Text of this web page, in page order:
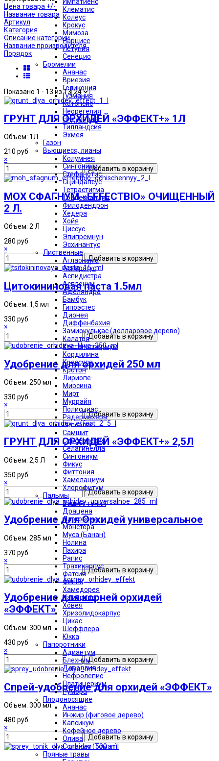
Клематис
Колеус
Крокус
Мимоза
Нарцисс
Петуния
Сенецио
Бромелии
Ананас
Вриезия
Геликония
Гузмания
Катопсис
Неорегелия
Нидулярия
Тилландсия
Эхмея
Газон
Вьющиеся, лианы
Колумнея
Сингониум
Стефанотис
Сциндапсус
Тетрастигма
Традесканция
Филодендрон
Хедера
Хойя
Циссус
Эпипремнун
Эсхинантус
Лиственные
Аглаонема
Аспарагус
Аспидистра
Аспленум
Афеляндра
Бамбук
Гипоэстес
Дионея
Диффенбахия
Замиокулькас (долларовое дерево)
Калатея
Кастаноспермум
Кордилина
Крассула
Кротон
Лириопе
Мирсина
Мирт
Муррайя
Полисциас
Радермахера
Рипсалис
Самшит
Сансевиерия
Селагинелла
Сингониум
Фикус
Фиттония
Хамелациум
Хлорофитум
Пальмы
Вашингтония
Драцена
Листовона
Монстера
Муса (Банан)
Нолина
Пахира
Рапис
Трахикарпус
Фатсия
Финик
Хамедорея
Хамеропс
Ховея
Хризолидокарпус
Цикас
Шеффлера
Юкка
Папоротники
Адиантум
Блехнум
Даваллия
Нефролепис
Платицериум
Румора
Плодоносящие
Ананас
Инжир (фиговое дерево)
Капсикум
Кофейное дерево
Олива
Соланум (Томат)
Пряные травы
Цена товара +/-
Название товара
Артикул
Категория
Описание категории
Название производителя
Порядок
Показано 1 - 13 из 13
ГРУНТ ДЛЯ ОРХИДЕЙ «ЭФФЕКТ+» 1Л
Объем: 1Л
210 руб
×
МОХ СФАГНУМ «EFFECTBIO» ОЧИЩЕННЫЙ
2 Л.
Объем: 2 Л
280 руб
×
Цитокининовая паста 1.5мл
Объем: 1,5 мл
330 руб
×
Удобрение для орхидей 250 мл
Объем: 250 мл
330 руб
×
ГРУНТ ДЛЯ ОРХИДЕЙ «ЭФФЕКТ+» 2,5Л
Объем: 2,5 Л
350 руб
×
Удобрение для Орхидей универсальное
Объем: 285 мл
370 руб
×
Удобрение для корней орхидей
«ЭФФЕКТ»
Объем: 300 мл
430 руб
×
Спрей-удобрение для орхидей «ЭФФЕКТ»
Объем: 300 мл
480 руб
×